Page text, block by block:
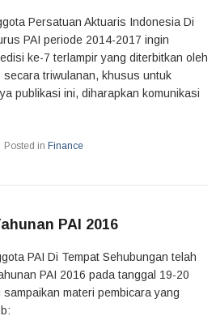
Persatuan Aktuaris Indonesia Di
PAI periode 2014-2017 ingin
ke-7 terlampir yang diterbitkan oleh
secara triwulanan, khusus untuk
publikasi ini, diharapkan komunikasi
Posted in Finance
PAI 2016
PAI Di Tempat Sehubungan telah
PAI 2016 pada tanggal 19-20
materi pembicara yang